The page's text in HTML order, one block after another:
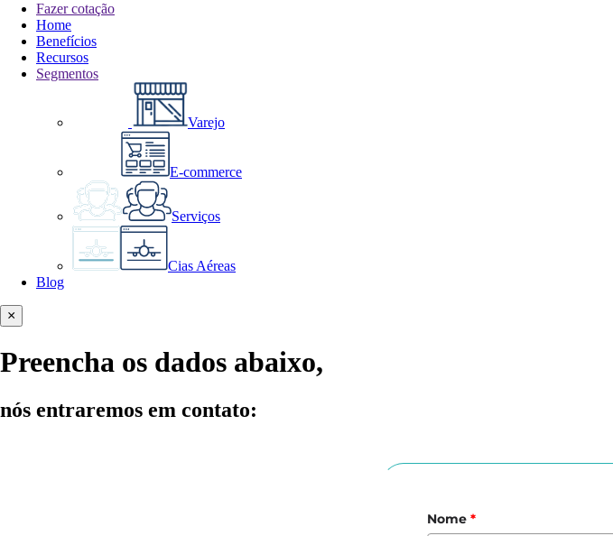
Fazer cotação
Home
Benefícios
Recursos
Segmentos
Varejo
E-commerce
Serviços
Cias Aéreas
Blog
×
Preencha os dados abaixo,
nós entraremos em contato: